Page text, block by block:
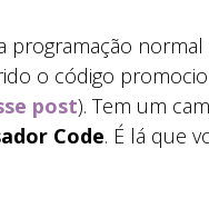
programação
o código
post). Tem um
Code. É lá que